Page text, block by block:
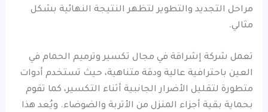
مراحل التجديد والتطوير لتظهر النتيجة النهائية بشكل
مثالي.
تعمل شركة إشراقة في مجال تكسير وترميم الحمام في
العين باحترافية عالية ودقة متناهية، حيث تستخدم أدوات
متطورة لتقليل الأضرار الجانبية أثناء التكسير، كما تقوم
بحماية بقية أجزاء المنزل من الأتربة والضوضاء. ويُعد هذا